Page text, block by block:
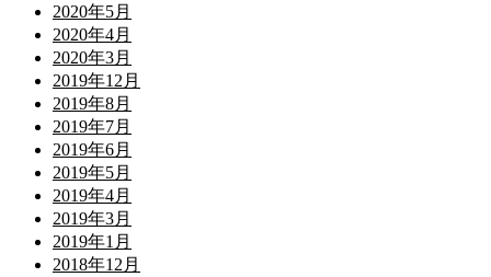
2020年5月
2020年4月
2020年3月
2019年12月
2019年8月
2019年7月
2019年6月
2019年5月
2019年4月
2019年3月
2019年1月
2018年12月